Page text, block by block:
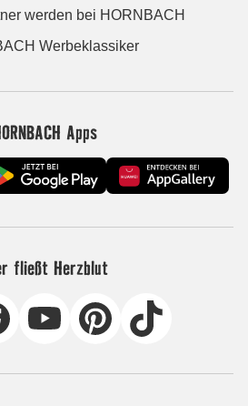
werden bei HORNBACH
Werbeklassiker
Apps
fließt Herzblut